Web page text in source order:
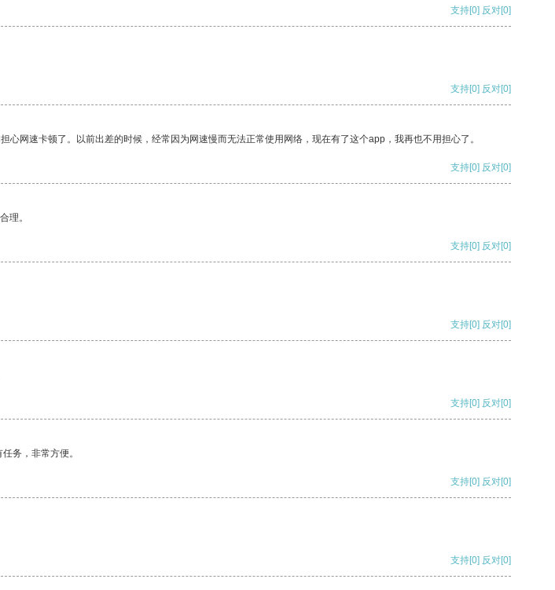
支持[0] 反对[0]
支持[0] 反对[0]
网速卡顿了。以前出差的时候，经常因为网速慢而无法正常使用网络，现在有了这个app，我再也不用担心了。
支持[0] 反对[0]
理。
支持[0] 反对[0]
支持[0] 反对[0]
支持[0] 反对[0]
务，非常方便。
支持[0] 反对[0]
支持[0] 反对[0]